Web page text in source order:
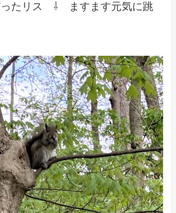
ったリス ⇩ ますます元気に跳